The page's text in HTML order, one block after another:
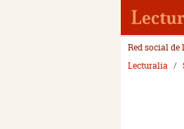
Red social
Lecturalia